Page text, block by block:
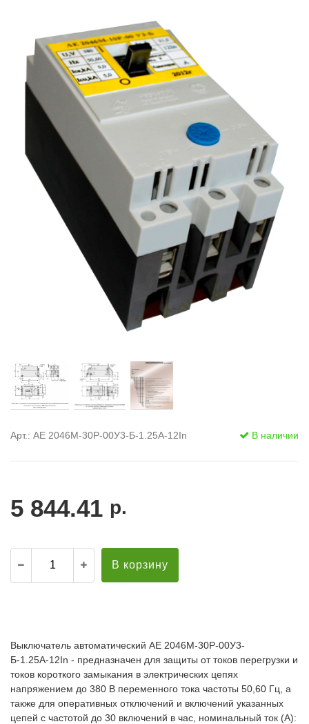
диэлектрические
Стремянки с
Стремянки с
опорой
Ширмы
РЗА (шторы)
Штендеры
Щиты
Арт.: АЕ 2046М-30Р-00У3-Б-1.25А-12In В наличии
5 844.41 р.
В корзину
Выключатель автоматический АЕ 2046М-30Р-00У3-
Б-1.25А-12In - предназначен для защиты от токов перегрузки и
токов короткого замыкания в электрических цепях
напряжением до 380 В переменного тока частоты 50,60 Гц, а
также для оперативных отключений и включений указанных
цепей с частотой до 30 включений в час, номинальный ток (А):